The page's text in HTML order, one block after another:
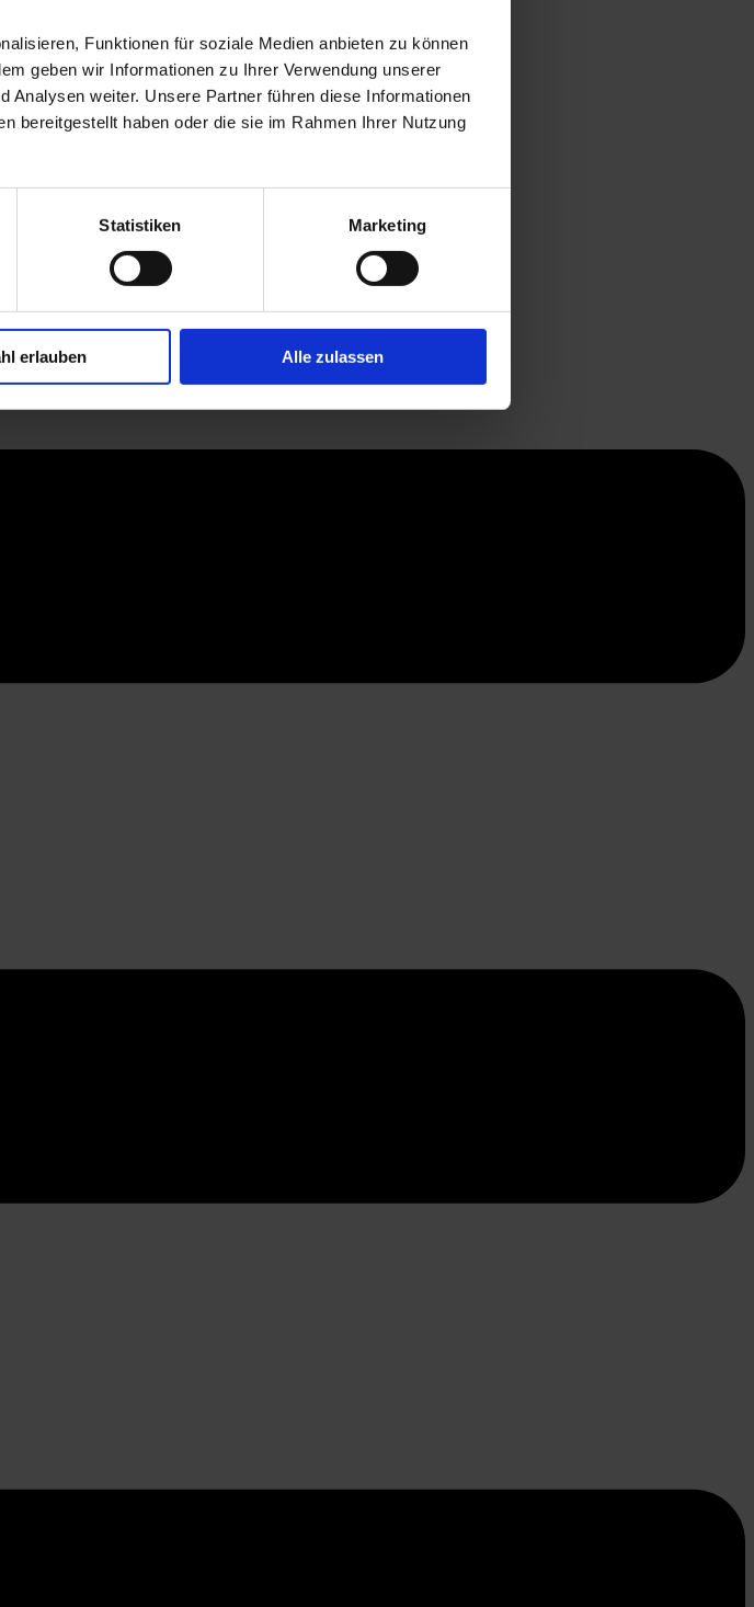
Funktionen für soziale Medien anbieten zu können
geben wir Informationen zu Ihrer Verwendung unserer
Analysen weiter. Unsere Partner führen diese Informationen
bereitgestellt haben oder die sie im Rahmen Ihrer Nutzung
Statistiken Marketing
erlauben Alle zulassen